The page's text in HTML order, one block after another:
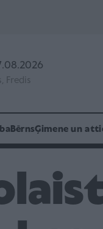
Fredis
BērnsĢimene un